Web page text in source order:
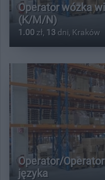
Operator wózka
(K/M/N)
1.00 zł, 13 dni, Kraków
Operator/
języka